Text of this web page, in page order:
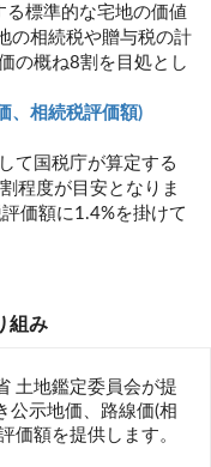
る標準的な宅地の価値
の相続税や贈与税の計
の概ね8割を目処とし
、相続税評価額)
て国税庁が算定する
程度が目安となりま
価額に1.4%を掛けて
組み
土地鑑定委員会が提
公示地価、路線価(相
価額を提供します。